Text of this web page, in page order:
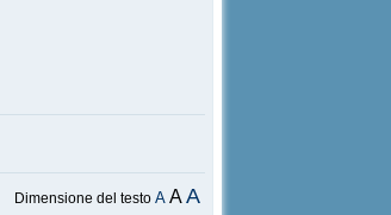
Dimensione del testoA AA